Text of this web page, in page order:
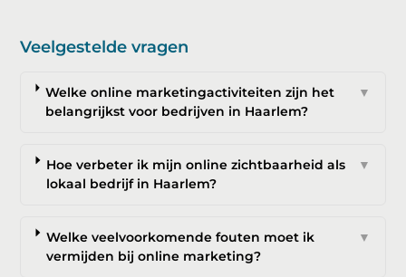
Veelgestelde vragen
Welke online marketingactiviteiten zijn het
belangrijkst voor bedrijven in Haarlem?
▼
Hoe verbeter ik mijn online zichtbaarheid als
lokaal bedrijf in Haarlem?
▼
Welke veelvoorkomende fouten moet ik
vermijden bij online marketing?
▼